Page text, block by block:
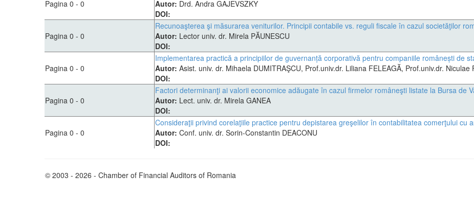
Pagina 0 - 0
Autor: Drd. Andra GAJEVSZKY
DOI:
Pagina 0 - 0
Recunoaşterea şi măsurarea veniturilor. Principii contabile vs. reguli fiscale în cazul societăţilor
Autor: Lector univ. dr. Mirela PĂUNESCU
DOI:
Pagina 0 - 0
Implementarea practică a principiilor de guvernanță corporativă pentru companiile românești de
Autor: Asist. univ. dr. Mihaela DUMITRAŞCU, Prof.univ.dr. Liliana FELEAGĂ, Prof.univ.dr. Niculae
DOI:
Pagina 0 - 0
Factori determinanţi ai valorii economice adăugate în cazul firmelor româneşti listate la Bursa de
Autor: Lect. univ. dr. Mirela GANEA
DOI:
Pagina 0 - 0
Consideraţii privind corelaţiile practice pentru depistarea greşelilor în contabilitatea comerţului cu
Autor: Conf. univ. dr. Sorin-Constantin DEACONU
DOI:
© 2003 - 2026 - Chamber of Financial Auditors of Romania